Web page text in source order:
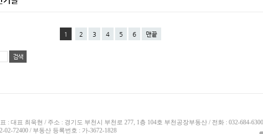
1 2 3 4 5 6 맨끝
: 대표 최욱현 / 주소 : 경기도 부천시 부천로 277, 1층 104호 부천공장부동산 / 전화 : 032-684-
02-72400 / 부동산 등록번호 : 가-3672-1828